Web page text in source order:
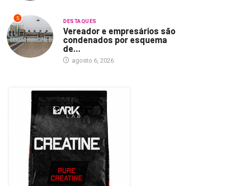
5 DESTAQUES
Vereador e empresários são
condenados por esquema
de...
agosto 6, 2026